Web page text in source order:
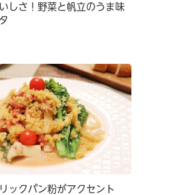
しさ！野菜と帆立のうま味
ックパン粉がアクセント